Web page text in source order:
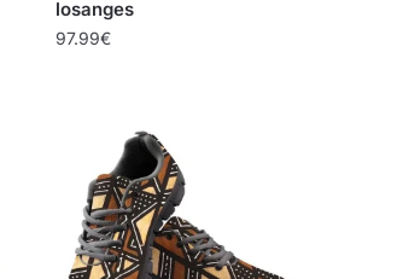
losanges
97.99€